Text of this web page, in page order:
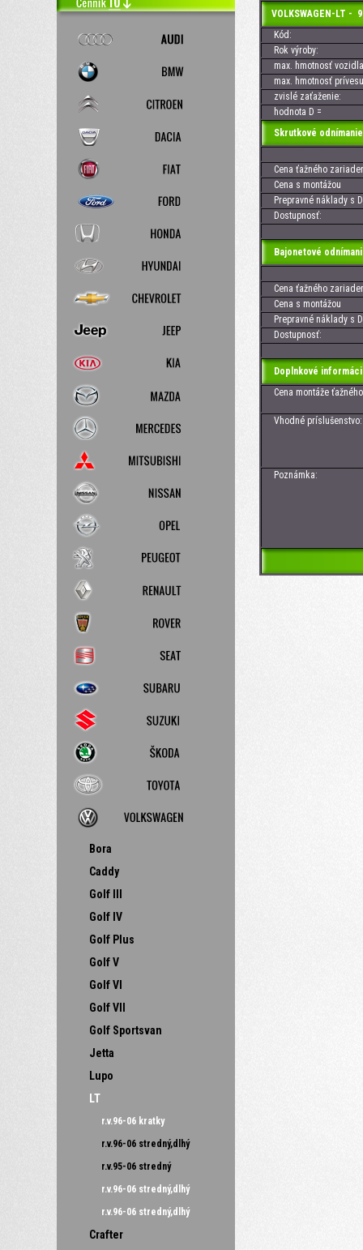
Bora
Caddy
Golf III
Golf IV
Golf Plus
Golf V
Golf VI
Golf VII
Golf Sportsvan
Jetta
Lupo
LT
r.v.96-06 kratky
r.v.96-06 stredný,dlhý
r.v.95-06 stredný
r.v.96-06 stredný,dlhý
r.v.96-06 stredný,dlhý
Crafter
VOLKSWAGEN-LT -
Kód:
Rok výroby:
max. hmotnosť
max. hmotnosť
zvislé zaťaženie:
hodnota D =
Skrutkové
Cena ťažného
Cena s montážou
Prepravné náklady s
Dostupnosť:
Bajonetové
Cena ťažného
Cena s montážou
Prepravné náklady s
Dostupnosť:
Doplnkové
Cena montáže
Vhodné príslušenstvo:
Poznámka: